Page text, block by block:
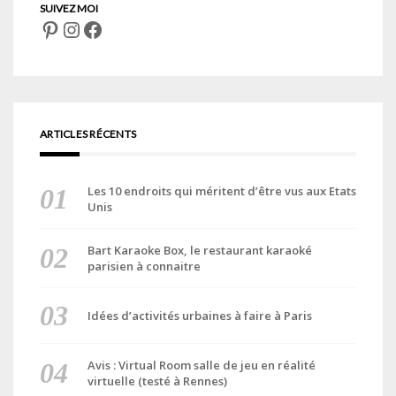
Pinterest
Instagram
Facebook
ARTICLES RÉCENTS
Les 10 endroits qui méritent d’être vus aux Etats
Unis
Bart Karaoke Box, le restaurant karaoké
parisien à connaitre
Idées d’activités urbaines à faire à Paris
Avis : Virtual Room salle de jeu en réalité
virtuelle (testé à Rennes)